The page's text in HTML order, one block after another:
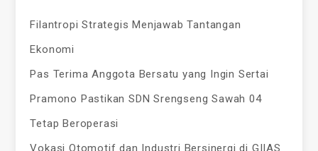
Filantropi Strategis Menjawab Tantangan
Ekonomi
Pas Terima Anggota Bersatu yang Ingin Sertai
Pramono Pastikan SDN Srengseng Sawah 04
Tetap Beroperasi
Vokasi Otomotif dan Industri Bersinergi di GIIAS